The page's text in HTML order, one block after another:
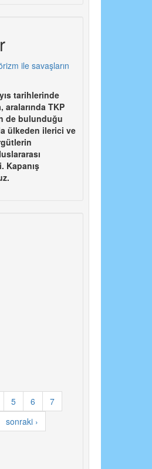
ile savaşların
tarihlerinde
aralarında TKP
de bulunduğu
ülkeden ilerici ve
Kapanış
5 6
7
sonraki ›